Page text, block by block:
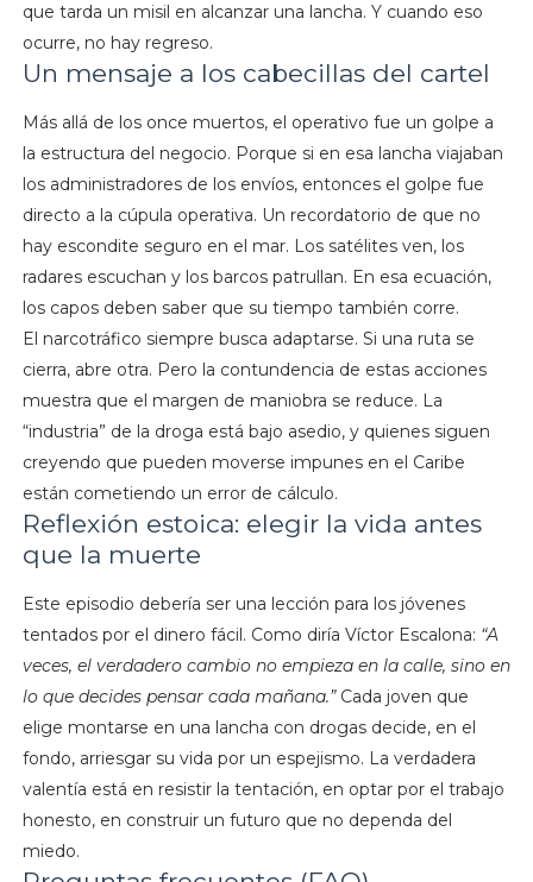
que tarda un misil en alcanzar una lancha. Y cuando eso
ocurre, no hay regreso.
Un mensaje a los cabecillas del cartel
Más allá de los once muertos, el operativo fue un golpe a
la estructura del negocio. Porque si en esa lancha viajaban
los administradores de los envíos, entonces el golpe fue
directo a la cúpula operativa. Un recordatorio de que no
hay escondite seguro en el mar. Los satélites ven, los
radares escuchan y los barcos patrullan. En esa ecuación,
los capos deben saber que su tiempo también corre.
El narcotráfico siempre busca adaptarse. Si una ruta se
cierra, abre otra. Pero la contundencia de estas acciones
muestra que el margen de maniobra se reduce. La
“industria” de la droga está bajo asedio, y quienes siguen
creyendo que pueden moverse impunes en el Caribe
están cometiendo un error de cálculo.
Reflexión estoica: elegir la vida antes
que la muerte
Este episodio debería ser una lección para los jóvenes
tentados por el dinero fácil. Como diría Víctor Escalona: “A
veces, el verdadero cambio no empieza en la calle, sino en
lo que decides pensar cada mañana.”Cada joven que
elige montarse en una lancha con drogas decide, en el
fondo, arriesgar su vida por un espejismo. La verdadera
valentía está en resistir la tentación, en optar por el trabajo
honesto, en construir un futuro que no dependa del
miedo.